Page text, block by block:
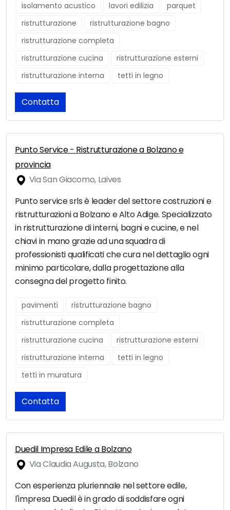
isolamento acustico
lavori edilizia
parquet
ristrutturazione
ristrutturazione bagno
ristrutturazione completa
ristrutturazione cucina
ristrutturazione esterni
ristrutturazione interna
tetti in legno
Contatta
Punto Service - Ristrutturazione a Bolzano e
provincia
Via San Giacomo, Laives
Punto service srls è leader del settore costruzioni e
ristrutturazioni a Bolzano e Alto Adige. Specializzato
in ristrutturazione di interni, bagni e cucine, e nel
chiavi in mano grazie ad una squadra di
professionisti qualificati che cura nel dettaglio ogni
minimo particolare, dalla progettazione alla
consegna del progetto finito.
pavimenti
ristrutturazione bagno
ristrutturazione completa
ristrutturazione cucina
ristrutturazione esterni
ristrutturazione interna
tetti in legno
tetti in muratura
Contatta
Duedil Impresa Edile a Bolzano
Via Claudia Augusta, Bolzano
Con esperienza pluriennale nel settore edile,
l'impresa Duedil è in grado di soddisfare ogni